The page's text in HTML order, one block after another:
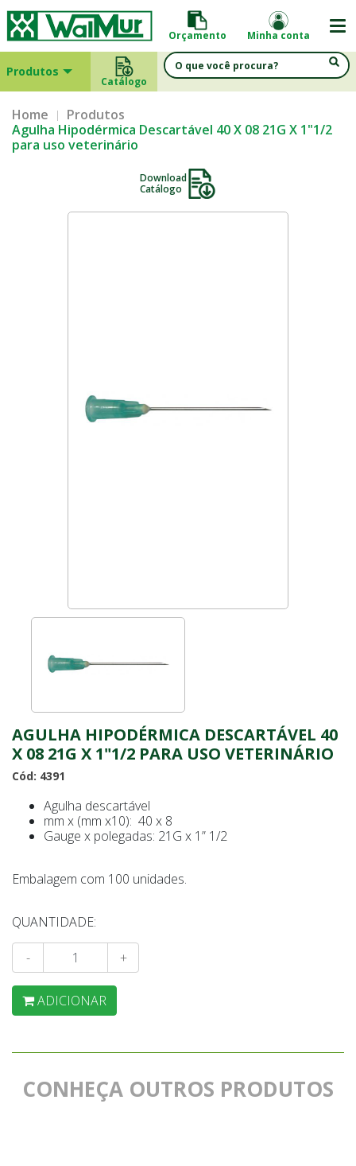
Orçamento Minha conta
Produtos
Catálogo
Home
Produtos
Agulha Hipodérmica Descartável 40 X 08 21G X 1"1/2
para uso veterinário
Download
Catálogo
AGULHA HIPODÉRMICA DESCARTÁVEL 40
X 08 21G X 1"1/2 PARA USO VETERINÁRIO
Cód: 4391
Agulha descartável
mm x (mm x10): 40 x 8
Gauge x polegadas: 21G x 1” 1/2
Embalagem com 100 unidades.
QUANTIDADE:
- +
ADICIONAR
CONHEÇA OUTROS PRODUTOS